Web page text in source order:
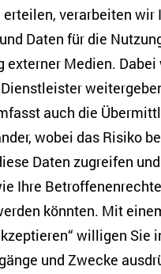
Str. 60
17
eingeben*
regelmäßig über aktuelle Themen,
bin zudem damit einverstanden,
verarbeiten wir
Daten für die
externer Medien. Dabei
auch die
wobei das Risiko
Daten zugreifen
Ihre
könnten. Mit
willigen Sie
und Zwecke